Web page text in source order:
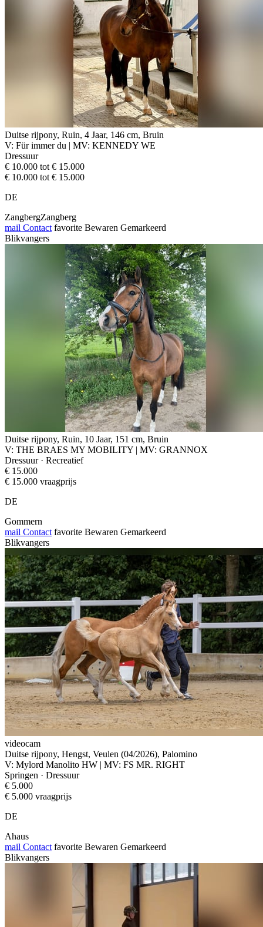
Duitse rijpony, Ruin, 4 Jaar, 146 cm, Bruin
V: Für immer du | MV: KENNEDY WE
Dressuur
€ 10.000 tot € 15.000
€ 10.000 tot € 15.000
DE
ZangbergZangberg
mail Contact favorite Bewaren Gemarkeerd
Blikvangers
Duitse rijpony, Ruin, 10 Jaar, 151 cm, Bruin
V: THE BRAES MY MOBILITY | MV: GRANNOX
Dressuur · Recreatief
€ 15.000
€ 15.000 vraagprijs
DE
Gommern
mail Contact favorite Bewaren Gemarkeerd
Blikvangers
videocam
Duitse rijpony, Hengst, Veulen (04/2026), Palomino
V: Mylord Manolito HW | MV: FS MR. RIGHT
Springen · Dressuur
€ 5.000
€ 5.000 vraagprijs
DE
Ahaus
mail Contact favorite Bewaren Gemarkeerd
Blikvangers